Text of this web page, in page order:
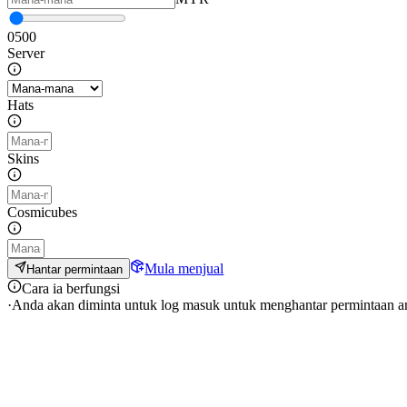
0500
Server
Hats
Skins
Cosmicubes
Hantar permintaan
Mula menjual
Cara ia berfungsi
·Anda akan diminta untuk log masuk untuk menghantar permintaan